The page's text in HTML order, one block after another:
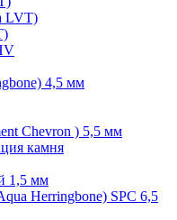
LVT)
4,5 мм
Chevron ) 5,5 мм
камня
1,5 мм
Herringbone) SPC 6,5